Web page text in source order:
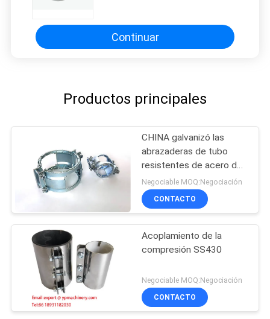
Continuar
Productos principales
CHINA galvanizó las
abrazaderas de tubo
resistentes de acero de
DN100 SML Kombi Kralle
Negociable MOQ:Negociación
CONTACTO
Acoplamiento de la
compresión SS430
Negociable MOQ:Negociación
CONTACTO